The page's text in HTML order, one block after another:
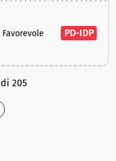
Favorevole PD-IDP
205